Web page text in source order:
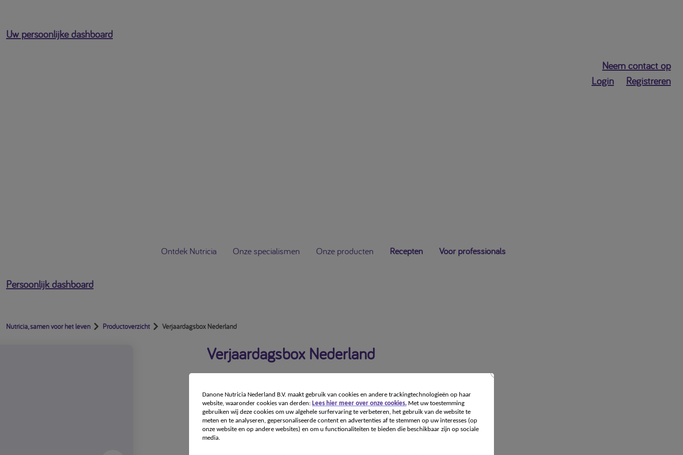
Uw persoonlijke dashboard
Neem contact op
Login
Registreren
Ontdek Nutricia Onze specialismen Onze producten Recepten Voor professionals
Persoonlijk dashboard
Nutricia, samen voor het leven Productoverzicht Verjaardagsbox Nederland
Verjaardagsbox Nederland
1
Niet op voorraad
Danone Nutricia Nederland B.V. maakt gebruik van cookies en andere trackingtechnologieën op haar
website, waaronder cookies van derden: Lees hier meer over onze cookies. Met uw toestemming
gebruiken wij deze cookies om uw algehele surfervaring te verbeteren, het gebruik van de website te
meten en te analyseren, gepersonaliseerde content en advertenties af te stemmen op uw interesses (op
onze website en op andere websites) en om u functionaliteiten te bieden die beschikbaar zijn op sociale
media.